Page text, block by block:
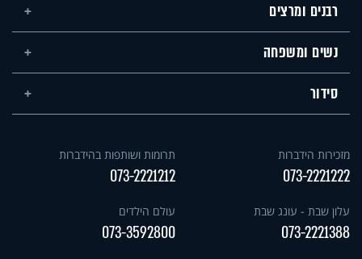
רבנים ומרצים
נשים ומשפחה
סידור
מזכירות הידברות
073-2221222
תרומות ושותפות בהידברות
073-2221212
עלון שבת - עונג שבת
073-2221388
עולם הילדים
073-3592800